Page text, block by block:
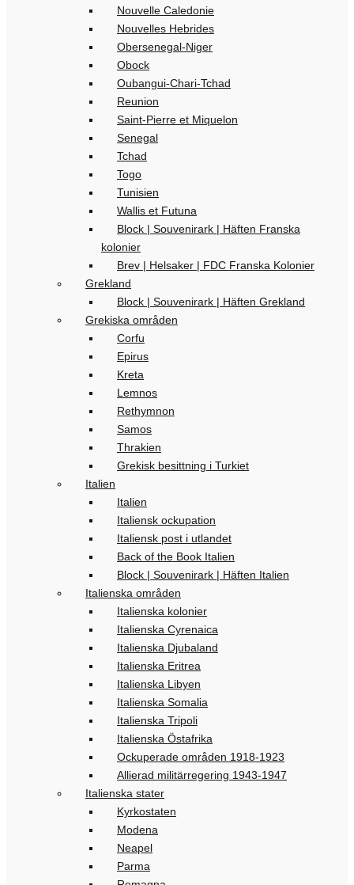
Nouvelle Caledonie
Nouvelles Hebrides
Obersenegal-Niger
Obock
Oubangui-Chari-Tchad
Reunion
Saint-Pierre et Miquelon
Senegal
Tchad
Togo
Tunisien
Wallis et Futuna
Block | Souvenirark | Häften Franska
kolonier
Brev | Helsaker | FDC Franska Kolonier
Grekland
Block | Souvenirark | Häften Grekland
Grekiska områden
Corfu
Epirus
Kreta
Lemnos
Rethymnon
Samos
Thrakien
Grekisk besittning i Turkiet
Italien
Italien
Italiensk ockupation
Italiensk post i utlandet
Back of the Book Italien
Block | Souvenirark | Häften Italien
Italienska områden
Italienska kolonier
Italienska Cyrenaica
Italienska Djubaland
Italienska Eritrea
Italienska Libyen
Italienska Somalia
Italienska Tripoli
Italienska Östafrika
Ockuperade områden 1918-1923
Allierad militärregering 1943-1947
Italienska stater
Kyrkostaten
Modena
Neapel
Parma